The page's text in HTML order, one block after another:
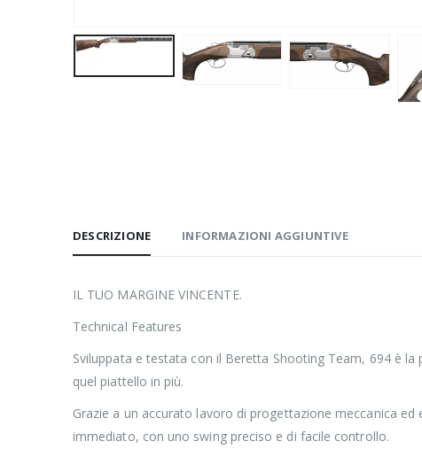
DESCRIZIONE INFORMAZIONI AGGIUNTIVE
IL TUO MARGINE VINCENTE.
Technical Features
Sviluppata e testata con il Beretta Shooting Team, 694 è
quel piattello in più.
Grazie a un accurato lavoro di progettazione meccanica
immediato, con uno swing preciso e di facile controllo.